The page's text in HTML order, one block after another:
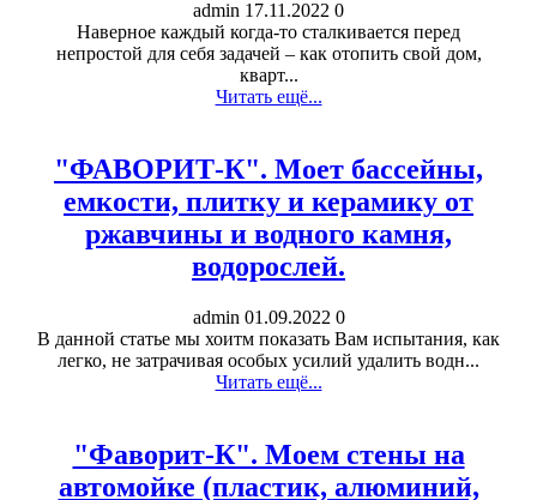
admin 17.11.2022 0
Наверное каждый когда-то сталкивается перед
непростой для себя задачей – как отопить свой дом,
кварт...
Читать ещё...
"ФАВОРИТ-К". Моет бассейны,
емкости, плитку и керамику от
ржавчины и водного камня,
водорослей.
admin 01.09.2022 0
В данной статье мы хоитм показать Вам испытания, как
легко, не затрачивая особых усилий удалить водн...
Читать ещё...
"Фаворит-К". Моем стены на
автомойке (пластик, алюминий,